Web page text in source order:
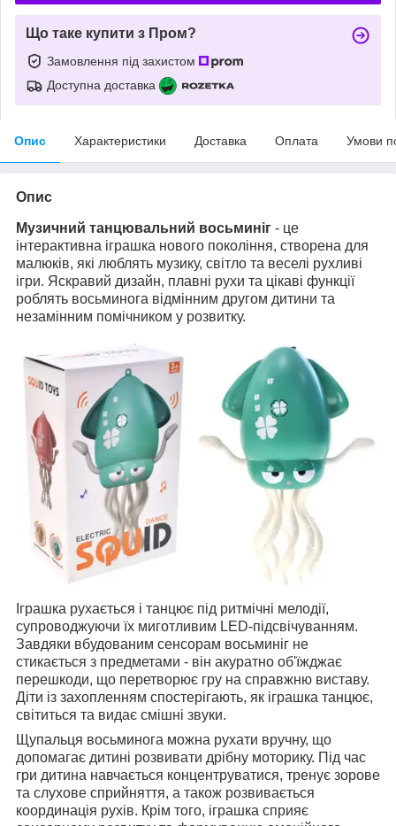
Що таке купити з Пром?
Замовлення під захистом
Доступна доставка
Опис Характеристики Доставка Оплата Умови
Опис
Музичний танцювальний восьминіг - це
інтерактивна іграшка нового покоління, створена для
малюків, які люблять музику, світло та веселі рухливі
ігри. Яскравий дизайн, плавні рухи та цікаві функції
роблять восьминога відмінним другом дитини та
незамінним помічником у розвитку.
Іграшка рухається і танцює під ритмічні мелодії,
супроводжуючи їх миготливим LED-підсвічуванням.
Завдяки вбудованим сенсорам восьминіг не
стикається з предметами - він акуратно об'їжджає
перешкоди, що перетворює гру на справжню виставу.
Діти із захопленням спостерігають, як іграшка танцює,
світиться та видає смішні звуки.
Щупальця восьминога можна рухати вручну, що
допомагає дитині розвивати дрібну моторику. Під час
гри дитина навчається концентруватися, тренує зорове
та слухове сприйняття, а також розвивається
координація рухів. Крім того, іграшка сприяє